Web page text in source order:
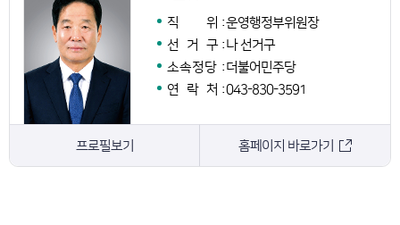
직 위
:운영행정부위원장
선 거 구 :나 선거구
소속정당 :더불어민주당
연 락 처 :043-830-3591
프로필보기 홈페이지 바로가기